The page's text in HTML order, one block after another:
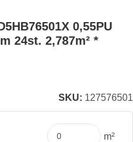
0,55PU
24st. 2,787m² *
SKU: 127576501
m²